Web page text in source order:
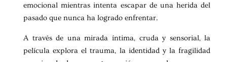
emocional mientras intenta escapar de una herida del
pasado que nunca ha logrado enfrentar.
A través de una mirada íntima, cruda y sensorial, la
película explora el trauma, la identidad y la fragilidad